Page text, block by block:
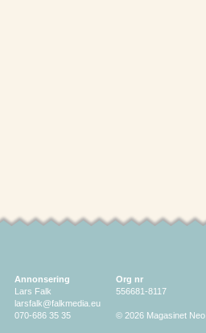
Annonsering
Lars Falk
larsfalk@falkmedia.eu
070-686 35 35
Org nr
556681-8117
© 2026 Magasinet Neo